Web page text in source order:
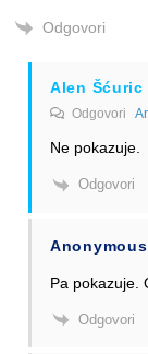
Odgovori
Alen Šćuric
Odgovori
Ne pokazuje.
Odgovori
Anonymous
Pa pokazuje.
Odgovori